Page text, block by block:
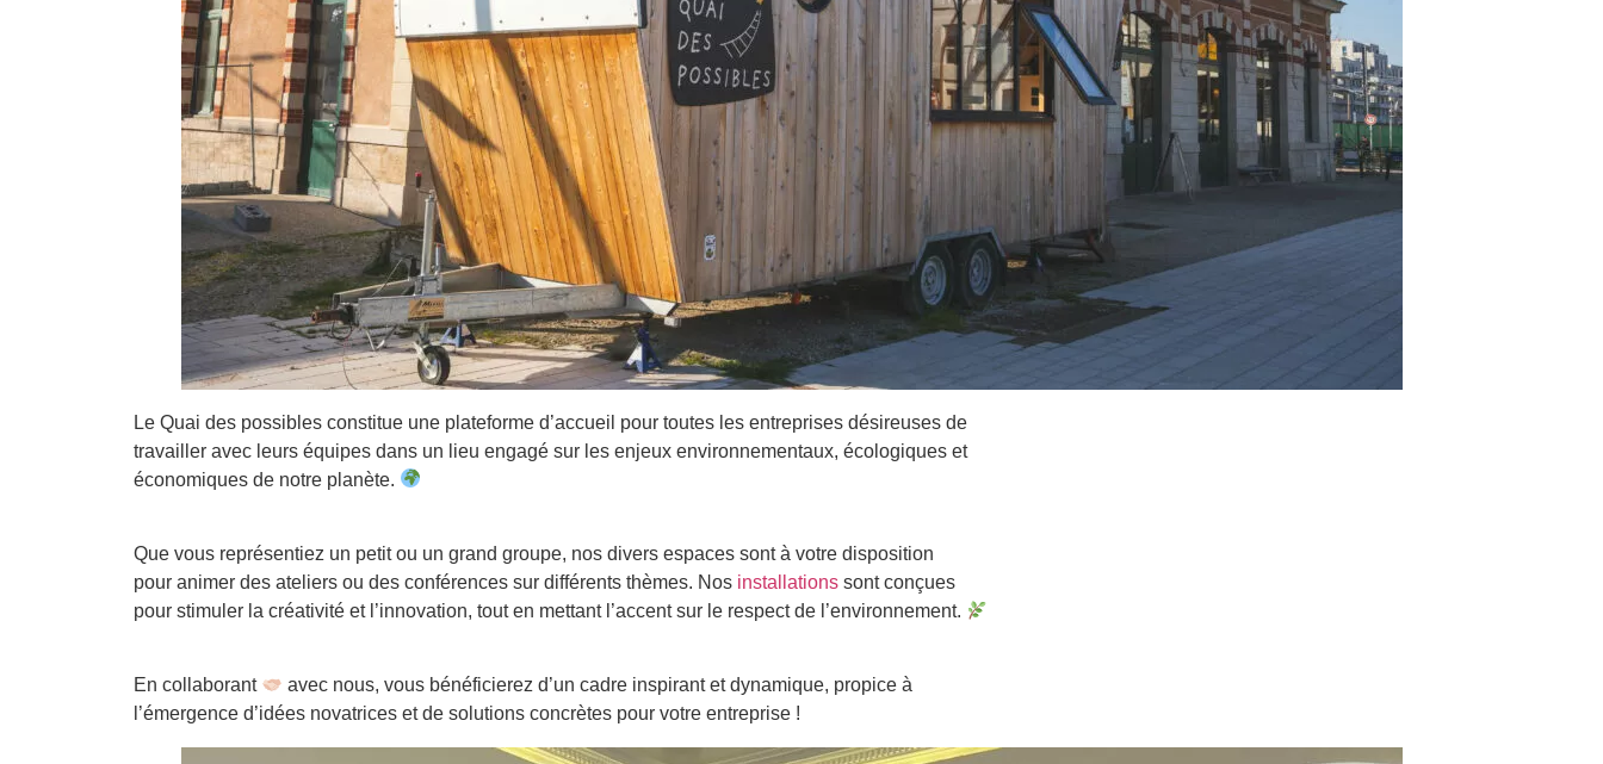
Le Quai des possibles constitue une plateforme d’accueil pour toutes les entreprises désireuses de
travailler avec leurs équipes dans un lieu engagé sur les enjeux environnementaux, écologiques et
économiques de notre planète.
Que vous représentiez un petit ou un grand groupe, nos divers espaces sont à votre disposition
pour animer des ateliers ou des conférences sur différents thèmes. Nos installations sont conçues
pour stimuler la créativité et l’innovation, tout en mettant l’accent sur le respect de l’environnement.
En collaborant
avec nous, vous bénéficierez d’un cadre inspirant et dynamique, propice à
l’émergence d’idées novatrices et de solutions concrètes pour votre entreprise !